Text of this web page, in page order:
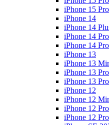
iPhone 15
iPhone 14
iPhone 14
iPhone 14 Pro
iPhone 14
iPhone 13
iPhone 13
iPhone 13 Pro
iPhone 13
iPhone 12
iPhone 12
iPhone 12 Pro
iPhone 12